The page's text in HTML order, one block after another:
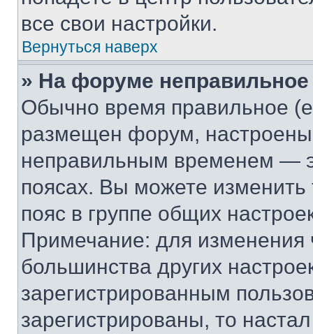
все свои настройки.
Вернуться наверх
» На форуме
Обычно время правильное
размещен форум, настроены
неправильным временем —
поясах. Вы можете изменить
пояс в группе общих
Примечание: для изменения
большинства других
зарегистрированным
зарегистрированы, то